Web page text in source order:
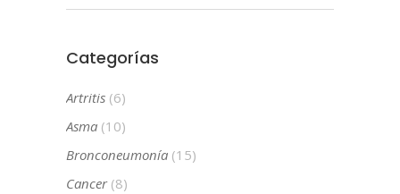
Categorías
Artritis (6)
Asma (10)
Bronconeumonía (15)
Cancer(8)